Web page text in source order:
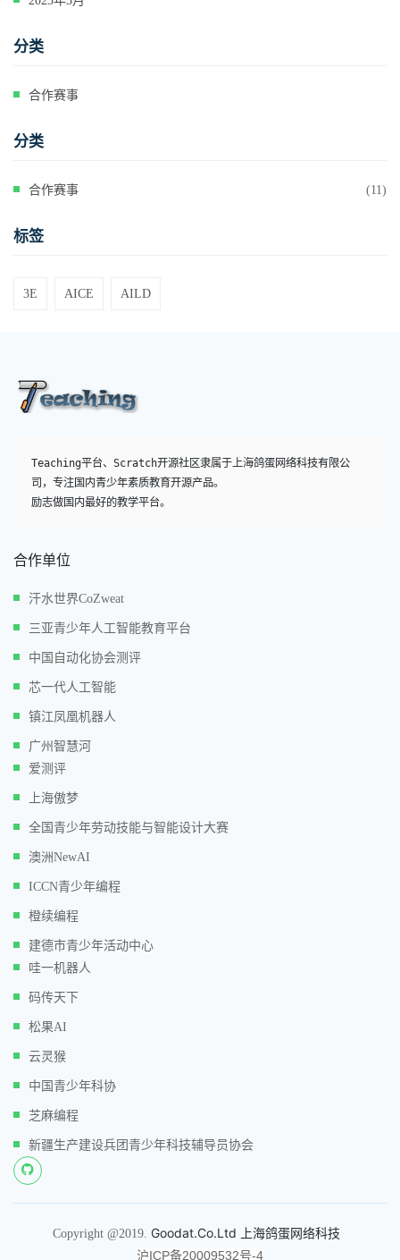
分类
合作赛事
分类
合作赛事 (11)
标签
3E AICE AILD
Teaching平台、Scratch开源社区隶属于上海鸽蛋网络科技有限公
司，专注国内青少年素质教育开源产品。
励志做国内最好的教学平台。
合作单位
汗水世界CoZweat
三亚青少年人工智能教育平台
中国自动化协会测评
芯一代人工智能
镇江凤凰机器人
广州智慧河
爱测评
上海傲梦
全国青少年劳动技能与智能设计大赛
澳洲NewAI
ICCN青少年编程
橙续编程
建德市青少年活动中心
哇一机器人
码传天下
松果AI
云灵猴
中国青少年科协
芝麻编程
新疆生产建设兵团青少年科技辅导员协会
Copyright @2019. Goodat.Co.Ltd 上海鸽蛋网络科技
沪ICP备20009532号-4